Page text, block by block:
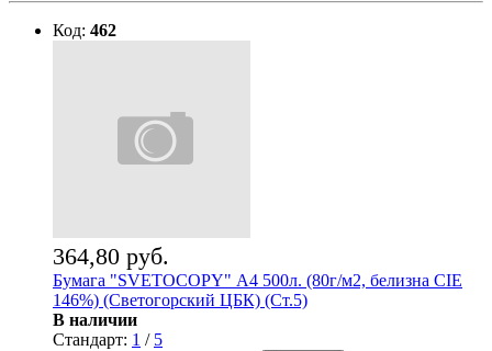
Код: 462
364,80 руб.
Бумага "SVETOCOPY" А4 500л. (80г/м2, белизна CIE
146%) (Светогорский ЦБК) (Ст.5)
В наличии
Стандарт: 1 / 5